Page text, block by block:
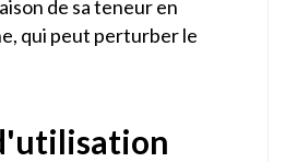
de sa teneur en
qui peut perturber le